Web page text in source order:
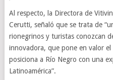
Al respecto, la Directora de
Cerutti, señaló que se trata de
rionegrinos y turistas conozcan
innovadora, que pone en valor
posiciona a Río Negro con una
Latinoamérica”.